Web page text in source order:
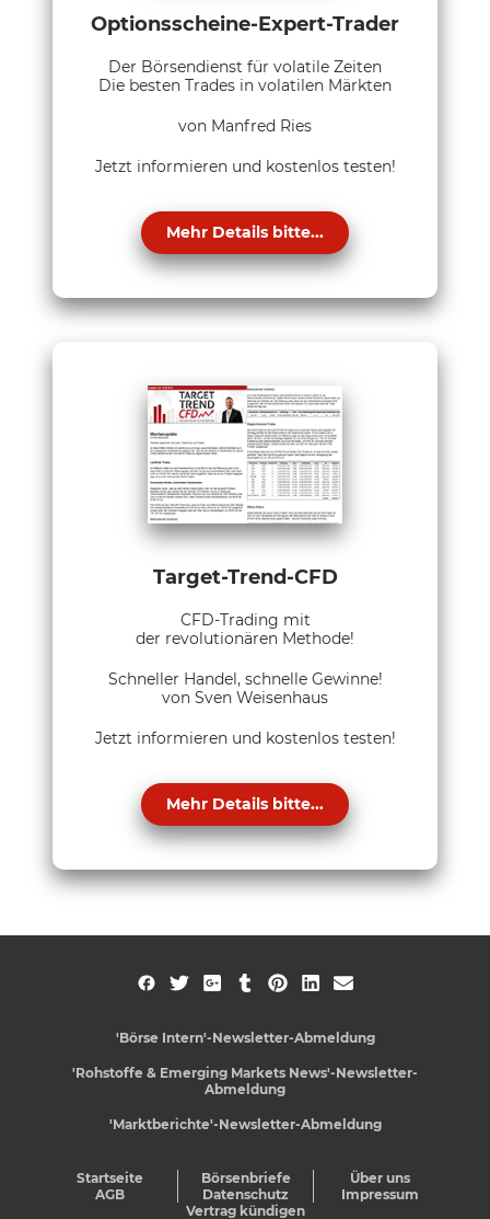
Optionsscheine-Expert-Trader
Der Börsendienst für volatile Zeiten
Die besten Trades in volatilen Märkten
von Manfred Ries
Jetzt informieren und kostenlos testen!
Mehr Details bitte...
Target-Trend-CFD
CFD-Trading mit
der revolutionären Methode!
Schneller Handel, schnelle Gewinne!
von Sven Weisenhaus
Jetzt informieren und kostenlos testen!
Mehr Details bitte...
'Börse Intern'-Newsletter-Abmeldung
'Rohstoffe & Emerging Markets News'-Newsletter-
Abmeldung
'Marktberichte'-Newsletter-Abmeldung
Startseite Börsenbriefe
Über uns
AGB
Datenschutz
Impressum
Vertrag kündigen